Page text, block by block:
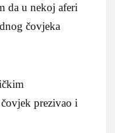
da u nekoj aferi
čovjeka
prezivao i